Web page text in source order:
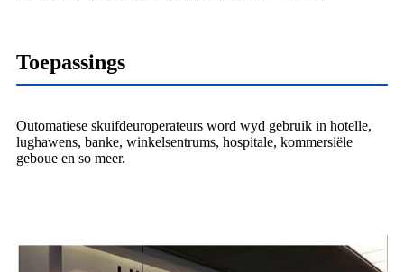
Toepassings
Outomatiese skuifdeuroperateurs word wyd gebruik in hotelle,
lughawens, banke, winkelsentrums, hospitale, kommersiële
geboue en so meer.